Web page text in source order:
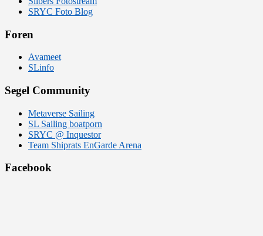
SRYC Foto Blog
Foren
Avameet
SLinfo
Segel Community
Metaverse Sailing
SL Sailing boatporn
SRYC @ Inquestor
Team Shiprats EnGarde Arena
Facebook